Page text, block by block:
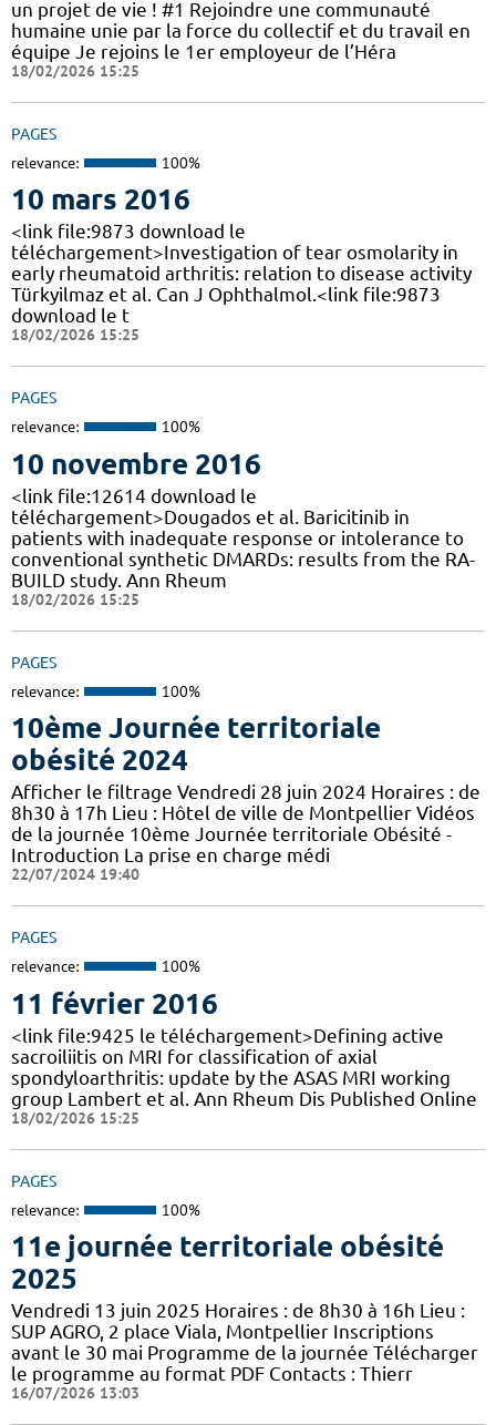
un projet de vie ! #1 Rejoindre une communauté
humaine unie par la force du collectif et du travail en
équipe Je rejoins le 1er employeur de l’Héra
18/02/2026 15:25
PAGES
relevance: 100%
10 mars 2016
<link file:9873 download le
téléchargement>Investigation of tear osmolarity in
early rheumatoid arthritis: relation to disease activity
Türkyilmaz et al. Can J Ophthalmol.<link file:9873
download le t
18/02/2026 15:25
PAGES
relevance: 100%
10 novembre 2016
<link file:12614 download le
téléchargement>Dougados et al. Baricitinib in
patients with inadequate response or intolerance to
conventional synthetic DMARDs: results from the RA-
BUILD study. Ann Rheum
18/02/2026 15:25
PAGES
relevance: 100%
10ème Journée territoriale
obésité 2024
Afficher le filtrage Vendredi 28 juin 2024 Horaires : de
8h30 à 17h Lieu : Hôtel de ville de Montpellier Vidéos
de la journée 10ème Journée territoriale Obésité -
Introduction La prise en charge médi
22/07/2024 19:40
PAGES
relevance: 100%
11 février 2016
<link file:9425 le téléchargement>Defining active
sacroiliitis on MRI for classification of axial
spondyloarthritis: update by the ASAS MRI working
group Lambert et al. Ann Rheum Dis Published Online
18/02/2026 15:25
PAGES
relevance: 100%
11e journée territoriale obésité
2025
Vendredi 13 juin 2025 Horaires : de 8h30 à 16h Lieu :
SUP AGRO, 2 place Viala, Montpellier Inscriptions
avant le 30 mai Programme de la journée Télécharger
le programme au format PDF Contacts : Thierr
16/07/2026 13:03